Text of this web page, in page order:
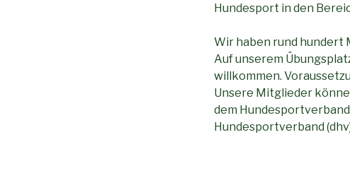
Hundesport in den
Wir haben rund hundert
Auf unserem
willkommen.
Unsere Mitglieder
dem
Hundesportverband